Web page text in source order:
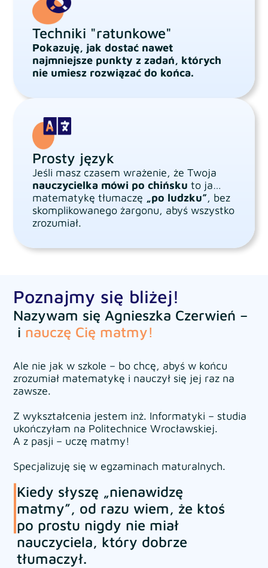
Techniki "ratunkowe"
Pokazuję, jak dostać nawet
najmniejsze punkty z zadań, których
nie umiesz rozwiązać do końca.
Prosty język
Jeśli masz czasem wrażenie, że Twoja
nauczycielka mówi po chińsku to ja…
matematykę tłumaczę „po ludzku”, bez
skomplikowanego żargonu, abyś wszystko
zrozumiał.
Poznajmy się bliżej!​
Nazywam się Agnieszka Czerwień –
i nauczę Cię matmy!
Ale nie jak w szkole – bo chcę, abyś w końcu
zrozumiał matematykę i nauczył się jej raz na
zawsze.
Z wykształcenia jestem inż. Informatyki – studia
ukończyłam na Politechnice Wrocławskiej.
A z pasji – uczę matmy!
Specjalizuję się w egzaminach maturalnych.
Kiedy słyszę „nienawidzę
matmy”, od razu wiem, że ktoś
po prostu nigdy nie miał
nauczyciela, który dobrze
tłumaczył.